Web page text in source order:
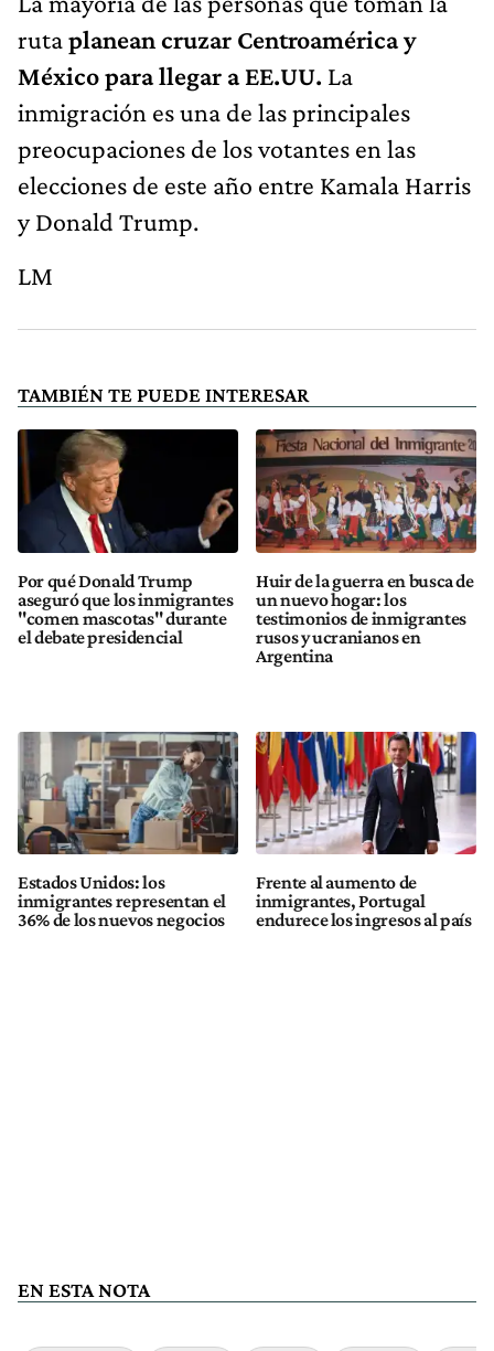
rutaplanean cruzar Centroamérica y
México para llegar a EE.UU. La
inmigración es una de las principales
preocupaciones de los votantes en las
elecciones de este año entre Kamala Harris
y Donald Trump.
LM
TAMBIÉN TE PUEDE INTERESAR
Por qué Donald Trump
aseguró que los inmigrantes
"comen mascotas" durante
el debate presidencial
Huir de la guerra en busca de
un nuevo hogar: los
testimonios de inmigrantes
rusos y ucranianos en
Argentina
Estados Unidos: los
inmigrantes representan el
36% de los nuevos negocios
Frente al aumento de
inmigrantes, Portugal
endurece los ingresos al país
EN ESTA NOTA